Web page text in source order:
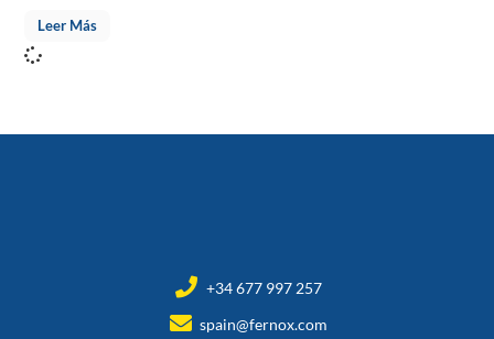
Leer Más
+34 677 997 257
spain@fernox.com